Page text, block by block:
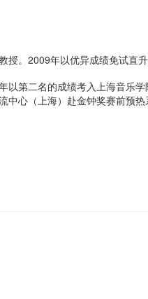
。2009年以优异成绩免试直
第二名的成绩考入上海音乐